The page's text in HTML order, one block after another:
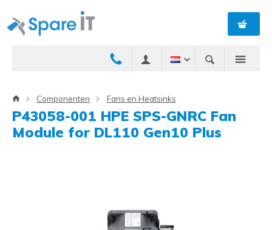
Componenten Fans en Heatsinks
P43058-001 HPE SPS-GNRC Fan
Module for DL110 Gen10 Plus